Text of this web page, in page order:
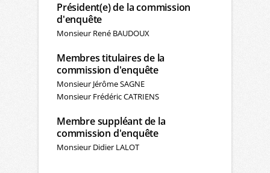
Président(e) de la commission
d'enquête
Monsieur René BAUDOUX
Membres titulaires de la
commission d'enquête
Monsieur Jérôme SAGNE
Monsieur Frédéric CATRIENS
Membre suppléant de la
commission d'enquête
Monsieur Didier LALOT